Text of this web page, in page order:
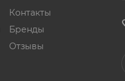
Контакты
Бренды
Отзывы